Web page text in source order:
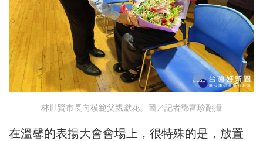
林世賢市長向模範父親獻花。圖／記者鄧富珍翻攝
在溫馨的表揚大會會場上，很特殊的是，放置